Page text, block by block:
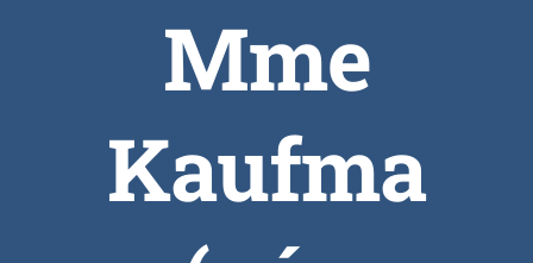
Mme
Kaufma